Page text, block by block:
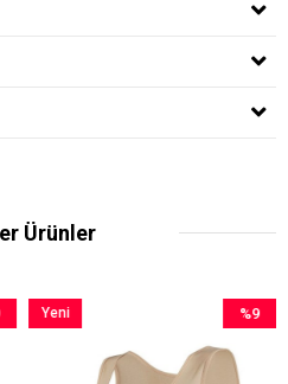
Ürünler
İndirim
%9İndirim
Yeni